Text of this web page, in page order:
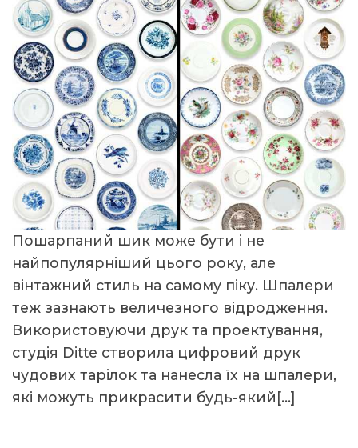
Пошарпаний шик може бути і не
найпопулярніший цього року, але
вінтажний стиль на самому піку. Шпалери
теж зазнають величезного відродження.
Використовуючи друк та проектування,
студія Ditte створила цифровий друк
чудових тарілок та нанесла їх на шпалери,
які можуть прикрасити будь-який[…]